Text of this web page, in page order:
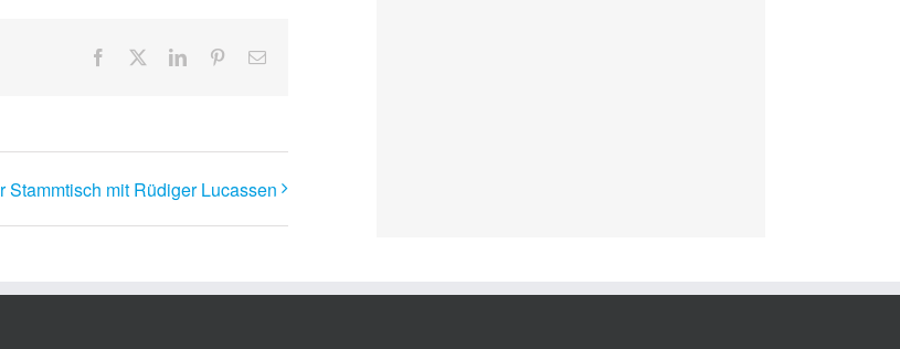
Facebook LinkedInPinterest
E-
mit Rüdiger Lucassen